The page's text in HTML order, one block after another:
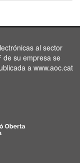
al sector
de su empresa se
a www.aoc.cat